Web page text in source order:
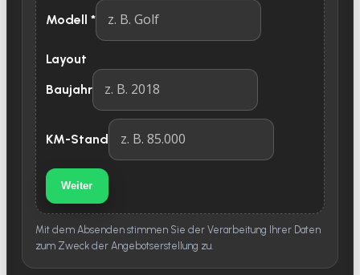
Modell *
Layout
Baujahr
KM-Stand
Weiter
Mit dem Absenden stimmen Sie der Verarbeitung Ihrer Daten
zum Zweck der Angebotserstellung zu.